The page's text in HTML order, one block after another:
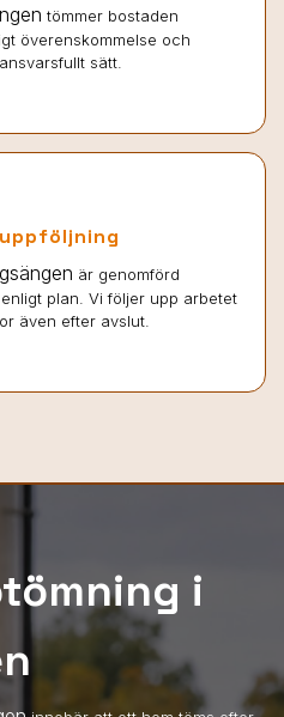
tömmer bostaden
överenskommelse och
sätt.
är genomförd
plan. Vi följer upp arbetet
även efter avslut.
i